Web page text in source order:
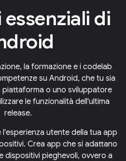
di
la formazione e i codelab
su Android, che tu sia
piattaforma o uno sviluppatore
le funzionalità dell'ultima
release.
utente della tua app
Crea app che si adattano
dispositivi pieghevoli, ovvero a